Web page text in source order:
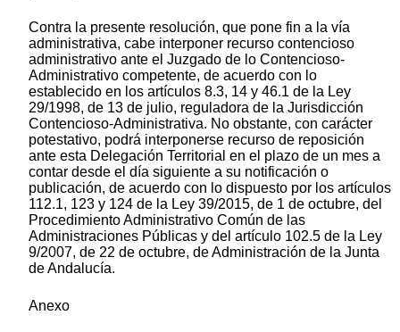
Contra la presente resolución, que pone fin a la vía
administrativa, cabe interponer recurso contencioso
administrativo ante el Juzgado de lo Contencioso-
Administrativo competente, de acuerdo con lo
establecido en los artículos 8.3, 14 y 46.1 de la Ley
29/1998, de 13 de julio, reguladora de la Jurisdicción
Contencioso-Administrativa. No obstante, con carácter
potestativo, podrá interponerse recurso de reposición
ante esta Delegación Territorial en el plazo de un mes a
contar desde el día siguiente a su notificación o
publicación, de acuerdo con lo dispuesto por los artículos
112.1, 123 y 124 de la Ley 39/2015, de 1 de octubre, del
Procedimiento Administrativo Común de las
Administraciones Públicas y del artículo 102.5 de la Ley
9/2007, de 22 de octubre, de Administración de la Junta
de Andalucía.
Anexo